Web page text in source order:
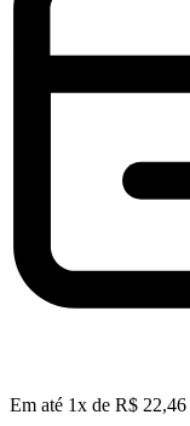
Em até 1x de R$ 22,46